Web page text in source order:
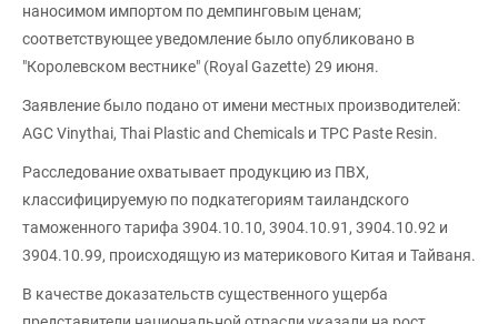
наносимом импортом по демпинговым ценам;
соответствующее уведомление было опубликовано в
"Королевском вестнике" (Royal Gazette) 29 июня.
Заявление было подано от имени местных производителей:
AGC Vinythai, Thai Plastic and Chemicals и TPC Paste Resin.
Расследование охватывает продукцию из ПВХ,
классифицируемую по подкатегориям таиландского
таможенного тарифа 3904.10.10, 3904.10.91, 3904.10.92 и
3904.10.99, происходящую из материкового Китая и Тайваня.
В качестве доказательств существенного ущерба